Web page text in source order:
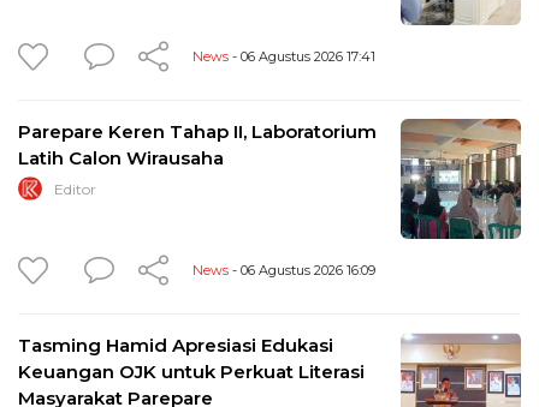
News - 06 Agustus 2026 17:41
Parepare Keren Tahap II, Laboratorium
Latih Calon Wirausaha
Editor
News - 06 Agustus 2026 16:09
Tasming Hamid Apresiasi Edukasi
Keuangan OJK untuk Perkuat Literasi
Masyarakat Parepare